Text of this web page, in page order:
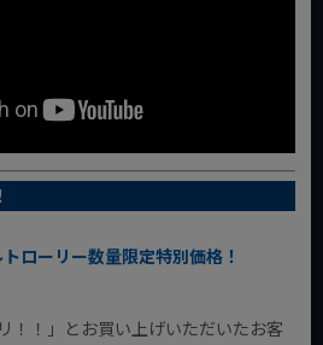
ローリー数量限定特別価格！
！！」とお買い上げいただいたお客